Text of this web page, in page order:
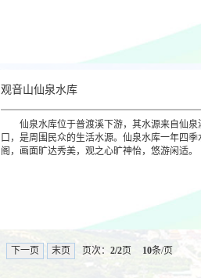
观音山仙泉水库
仙泉水库位于普渡溪下游，其水源来自仙
口，是周围民众的生活水源。仙泉水库一年四
阁，画面旷达秀美，观之心旷神怡，悠游闲适。
下一页 末页 页次： 2/2页 10条/页